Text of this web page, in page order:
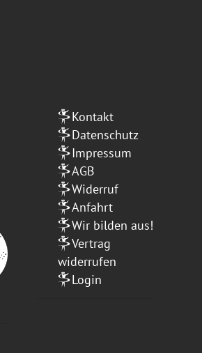
Kontakt
Datenschutz
Impressum
AGB
Widerruf
Anfahrt
Wir bilden aus!
Vertrag
widerrufen
Login